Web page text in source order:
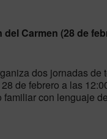
Carmen (28 de
dos jornadas de
de febrero a las
familiar con lenguaje